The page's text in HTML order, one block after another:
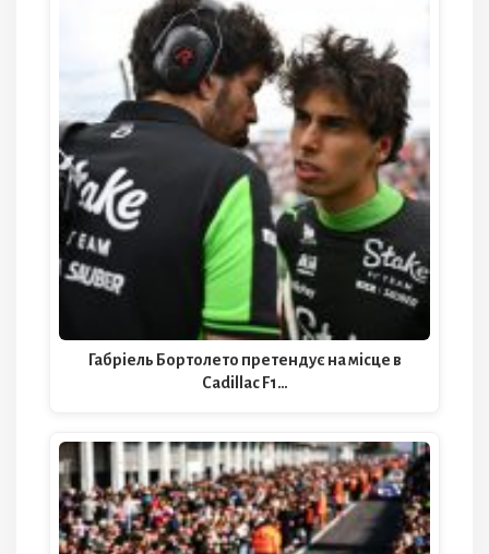
Габріель Бортолето претендує на місце в
Cadillac F1…